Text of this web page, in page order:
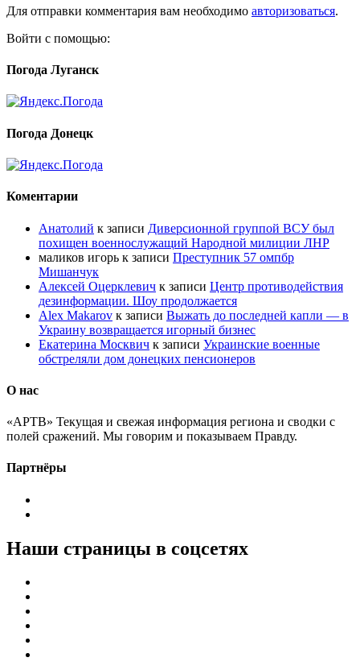
Для отправки комментария вам необходимо авторизоваться.
Войти с помощью:
Погода Луганск
Погода Донецк
Коментарии
Анатолий к записи Диверсионной группой ВСУ был
похищен военнослужащий Народной милиции ЛНР
маликов игорь к записи Преступник 57 омпбр
Мишанчук
Алексей Оцерклевич к записи Центр противодействия
дезинформации. Шоу продолжается
Alex Makarov к записи Выжать до последней капли — в
Украину возвращается игорный бизнес
Екатерина Москвич к записи Украинские военные
обстреляли дом донецких пенсионеров
О нас
«АРТВ» Текущая и свежая информация региона и сводки с
полей сражений. Мы говорим и показываем Правду.
Партнёры
Наши страницы в соцсетях